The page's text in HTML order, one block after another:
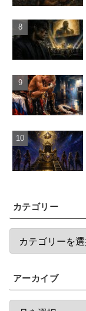
カテゴリー
アーカイブ